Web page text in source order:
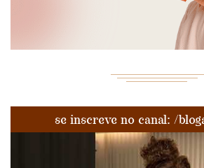
se inscreve no canal: /